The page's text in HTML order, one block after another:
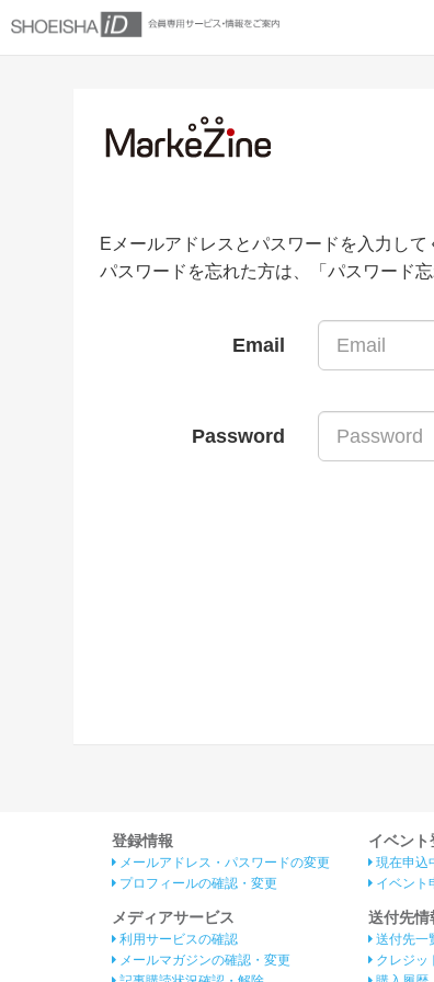
Eメールアドレスとパスワードを入力して
パスワードを忘れた方は、「パスワード
Email
Password
登録情報
メールアドレス・パスワードの変更
プロフィールの確認・変更
メディアサービス
利用サービスの確認
メールマガジンの確認・変更
イベント
現在申込
イベント
送付先情
送付先一
クレジッ